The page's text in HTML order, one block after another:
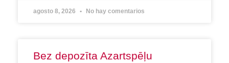
agosto 8, 2026 No hay comentarios
Bez depozīta Azartspēļu